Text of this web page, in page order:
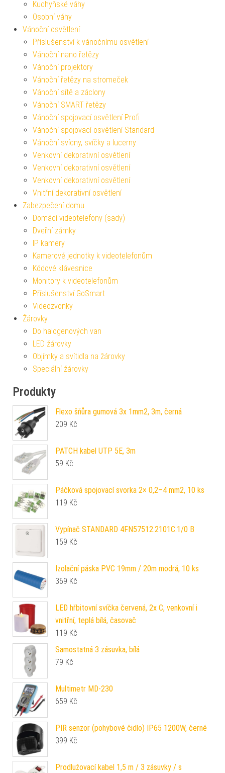
Kuchyňské váhy
Osobní váhy
Vánoční osvětlení
Příslušenství k vánočnímu osvětlení
Vánoční nano řetězy
Vánoční projektory
Vánoční řetězy na stromeček
Vánoční sítě a záclony
Vánoční SMART řetězy
Vánoční spojovací osvětlení Profi
Vánoční spojovací osvětlení Standard
Vánoční svícny, svíčky a lucerny
Venkovní dekorativní osvětlení
Venkovní dekorativní osvětlení
Venkovní dekorativní osvětlení
Vnitřní dekorativní osvětlení
Zabezpečení domu
Domácí videotelefony (sady)
Dveřní zámky
IP kamery
Kamerové jednotky k videotelefonům
Kódové klávesnice
Monitory k videotelefonům
Příslušenství GoSmart
Videozvonky
Žárovky
Do halogenových van
LED žárovky
Objímky a svítidla na žárovky
Speciální žárovky
Produkty
Flexo šňůra gumová 3x 1mm2, 3m, černá
209 Kč
PATCH kabel UTP 5E, 3m
59 Kč
Páčková spojovací svorka 2× 0,2–4 mm2, 10 ks
119 Kč
Vypínač STANDARD 4FN57512.2101C.1/0 B
159 Kč
Izolační páska PVC 19mm / 20m modrá, 10 ks
369 Kč
LED hřbitovní svíčka červená, 2x C, venkovní i
vnitřní, teplá bílá, časovač
119 Kč
Samostatná 3 zásuvka, bílá
79 Kč
Multimetr MD-230
659 Kč
PIR senzor (pohybové čidlo) IP65 1200W, černé
399 Kč
Prodlužovací kabel 1,5 m / 3 zásuvky / s